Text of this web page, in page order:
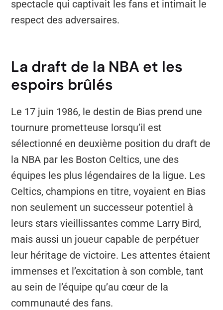
spectacle qui captivait les fans et intimait le
respect des adversaires.
La draft de la NBA et les
espoirs brûlés
Le 17 juin 1986, le destin de Bias prend une
tournure prometteuse lorsqu’il est
sélectionné en deuxième position du draft de
la NBA par les Boston Celtics, une des
équipes les plus légendaires de la ligue. Les
Celtics, champions en titre, voyaient en Bias
non seulement un successeur potentiel à
leurs stars vieillissantes comme Larry Bird,
mais aussi un joueur capable de perpétuer
leur héritage de victoire. Les attentes étaient
immenses et l’excitation à son comble, tant
au sein de l’équipe qu’au cœur de la
communauté des fans.